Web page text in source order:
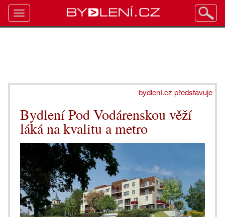
bydlení.cz představuje
Bydlení Pod Vodárenskou věží
láká na kvalitu a metro
Toggle
navigation